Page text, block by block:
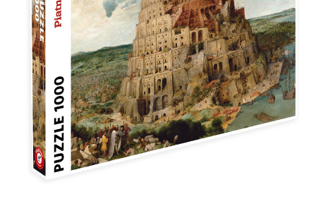
Coffrets
Echiquiers
et
de
voyage
Echiquiers
électroniques
Echiquiers